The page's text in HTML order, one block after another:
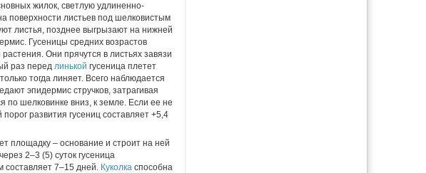
жилок, светлую удлиненно-
поверхности листьев под шелковистым
листья, позднее выгрызают на нижней
Гусеницы средних возрастов
Они прячутся в листьях завязи
раз перед линькой гусеница плетет
тогда линяет. Всего наблюдается
эпидермис стручков, затрагивая
по шелковинке вниз, к земле. Если ее не
развития гусениц составляет +5,4
площадку – основание и строит на ней
2–3 (5) суток гусеница
составляет 7–15 дней. Куколка способна